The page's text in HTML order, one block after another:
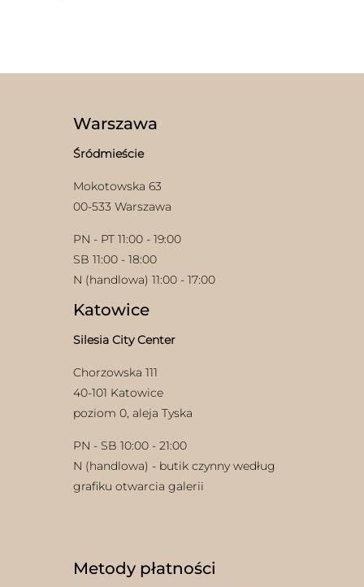
na
stronie
produktu
Warszawa
Śródmieście
Mokotowska 63
00-533 Warszawa
PN - PT 11:00 - 19:00
SB 11:00 - 18:00
N (handlowa) 11:00 - 17:00
Katowice
Silesia City Center
Chorzowska 111
40-101 Katowice
poziom 0, aleja Tyska
PN - SB 10:00 - 21:00
N (handlowa) - butik czynny według
grafiku otwarcia galerii
Metody płatności